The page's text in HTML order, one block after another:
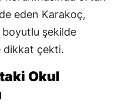
eden Karakoç,
boyutlu şekilde
dikkat çekti.
Okul